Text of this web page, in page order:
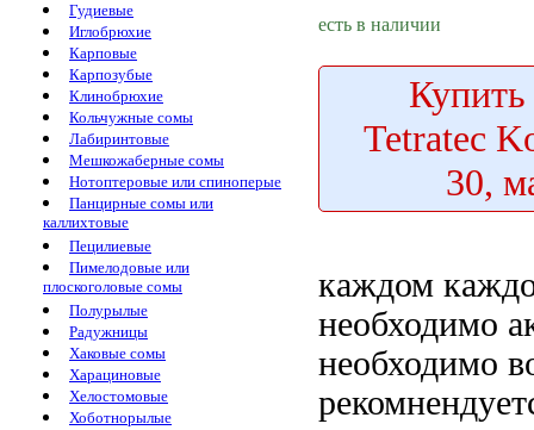
Гудиевые
Иглобрюхие
Карповые
Карпозубые
Клинобрюхие
Кольчужные сомы
Лабиринтовые
Мешкожаберные сомы
Нотоптеровые или спиноперые
Панцирные сомы или
каллихтовые
Пецилиевые
Пимелодовые или
плоскоголовые сомы
Полурылые
Радужницы
Хаковые сомы
Харациновые
Хелостомовые
Хоботнорылые
есть в наличии
Купить
Tetratec
30,
каждом
необходимо
необходимо